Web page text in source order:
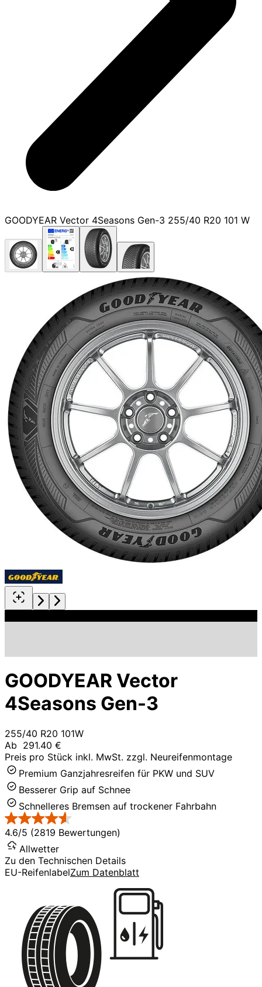
GOODYEAR Vector 4Seasons Gen-3 255/40 R20 101 W
GOODYEAR Vector
4Seasons Gen-3
255/40 R20 101W
Ab 291.40 €
Preis pro Stück inkl. MwSt. zzgl. Neureifenmontage
Premium Ganzjahresreifen für PKW und SUV
Besserer Grip auf Schnee
Schnelleres Bremsen auf trockener Fahrbahn
4.6/5 (2819 Bewertungen)
Allwetter
Zu den Technischen Details
EU-ReifenlabelZum Datenblatt